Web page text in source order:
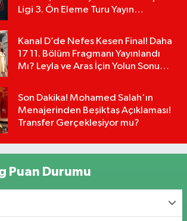
Ligi 3. Ön Eleme Turu Yayın
Kanal D’de Nefes Kesen Final! Daha
17 11. Bölüm Fragmanı Yayınlandı
Mı? Leyla ve Aras İçin Yolun Sonu
Son Dakika! Mohamed Salah'ın
Menajerinden Beşiktaş Açıklaması!
Transfer Gerçekleşiyor mu?
Puan Durumu